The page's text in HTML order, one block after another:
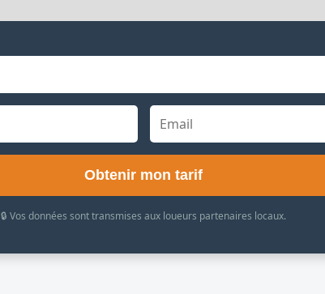
Obtenir mon tarif
🔒 Vos données sont transmises aux loueurs partenaires locaux.